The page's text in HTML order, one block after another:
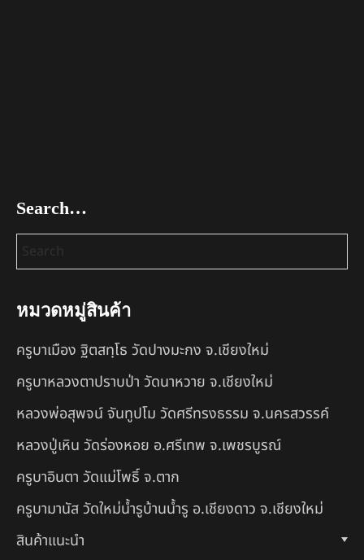
Search…
หมวดหมู่สินค้า
ครูบาเมือง ฐิตสทฺโธ วัดปางมะกง จ.เชียงใหม่
ครูบาหลวงตาปราบป่า วัดนาหวาย จ.เชียงใหม่
หลวงพ่อสุพจน์ จันทูปโม วัดศรีทรงธรรม จ.นครสวรรค์
หลวงปู่เหิน วัดร่องหอย อ.ศรีเทพ จ.เพชรบูรณ์
ครูบาอินตา วัดแม่โพธิ์ จ.ตาก
ครูบามานัส วัดใหม่น้ำรูบ้านน้ำรู อ.เชียงดาว จ.เชียงใหม่
สินค้าแนะนำ